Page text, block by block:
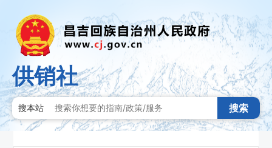
供销社
搜本站 搜索